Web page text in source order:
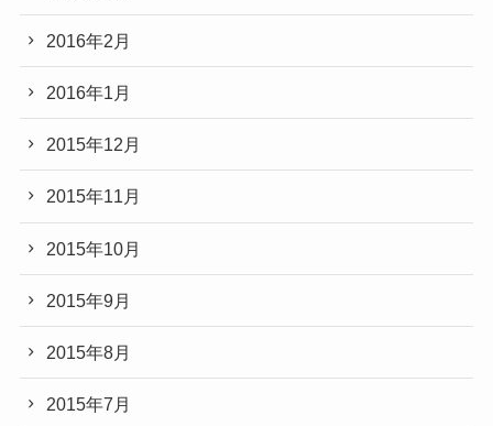
2016年2月
2016年1月
2015年12月
2015年11月
2015年10月
2015年9月
2015年8月
2015年7月